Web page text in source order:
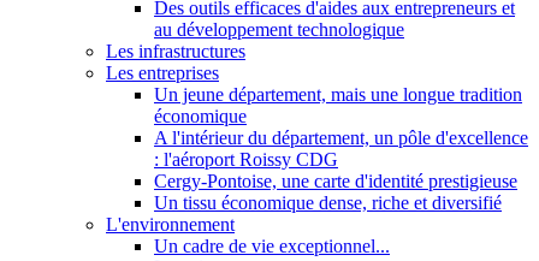
Des outils efficaces d'aides aux entrepreneurs et
au développement technologique
Les infrastructures
Les entreprises
Un jeune département, mais une longue tradition
économique
A l'intérieur du département, un pôle d'excellence
: l'aéroport Roissy CDG
Cergy-Pontoise, une carte d'identité prestigieuse
Un tissu économique dense, riche et diversifié
L'environnement
Un cadre de vie exceptionnel...